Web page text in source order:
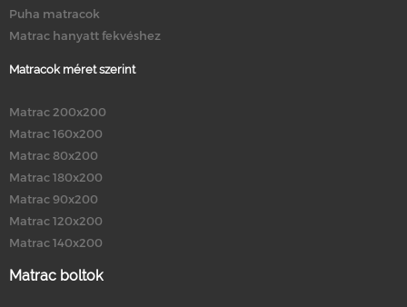
Puha matracok
Matrac hanyatt fekvéshez
Matracok méret szerint
Matrac 200x200
Matrac 160x200
Matrac 80x200
Matrac 180x200
Matrac 90x200
Matrac 120x200
Matrac 140x200
Matrac boltok